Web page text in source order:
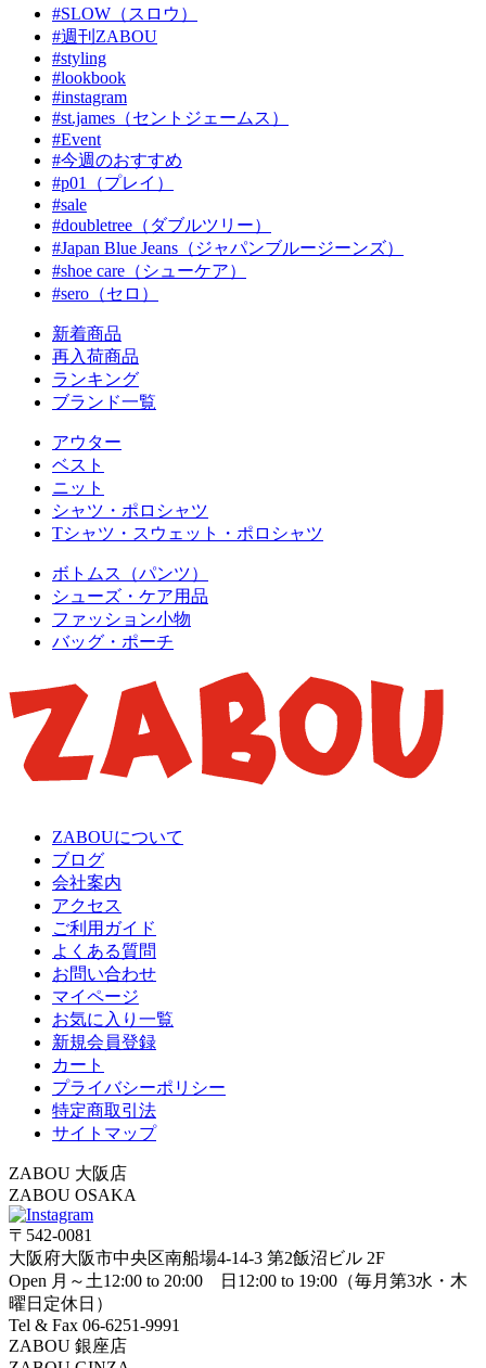
#SLOW（スロウ）
#週刊ZABOU
#styling
#lookbook
#instagram
#st.james（セントジェームス）
#Event
#今週のおすすめ
#p01（プレイ）
#sale
#doubletree（ダブルツリー）
#Japan Blue Jeans（ジャパンブルージーンズ）
#shoe care（シューケア）
#sero（セロ）
新着商品
再入荷商品
ランキング
ブランド一覧
アウター
ベスト
ニット
シャツ・ポロシャツ
Tシャツ・スウェット・ポロシャツ
ボトムス（パンツ）
シューズ・ケア用品
ファッション小物
バッグ・ポーチ
ZABOUについて
ブログ
会社案内
アクセス
ご利用ガイド
よくある質問
お問い合わせ
マイページ
お気に入り一覧
新規会員登録
カート
プライバシーポリシー
特定商取引法
サイトマップ
ZABOU 大阪店
ZABOU OSAKA
〒542-0081
大阪府大阪市中央区南船場4-14-3 第2飯沼ビル 2F
Open 月～土12:00 to 20:00 日12:00 to 19:00（毎月第3水・木
曜日定休日）
Tel & Fax 06-6251-9991
ZABOU 銀座店